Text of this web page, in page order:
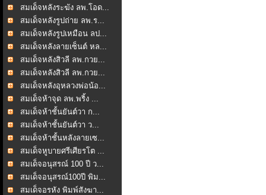
สมเด็จหลังระฆัง ลพ.โอด...
สมเด็จหลังรูปถ่าย ลพ.ร...
สมเด็จหลังรูปเหมือน ลป...
สมเด็จหลังลายเซ็นต์ หล...
สมเด็จหลังสิวลี ลพ.กวย...
สมเด็จหลังสิวลี ลพ.กวย...
สมเด็จหลังอุหลวงพ่อน้อ...
สมเด็จห้าจุด ลพ.พริ้ง ...
สมเด็จห้าชั้นยันต์วา ก...
สมเด็จห้าชั้นยันต์วา ว...
สมเด็จห้าชั้นหลังลายเซ...
สมเด็จหูบายศรีเศียรโต ...
สมเด็จอนุสรณ์ 100 ปี ว...
สมเด็จอนุสรณ์100ปี พิม...
สมเด็จอรหัง พิมพ์สังฆา...